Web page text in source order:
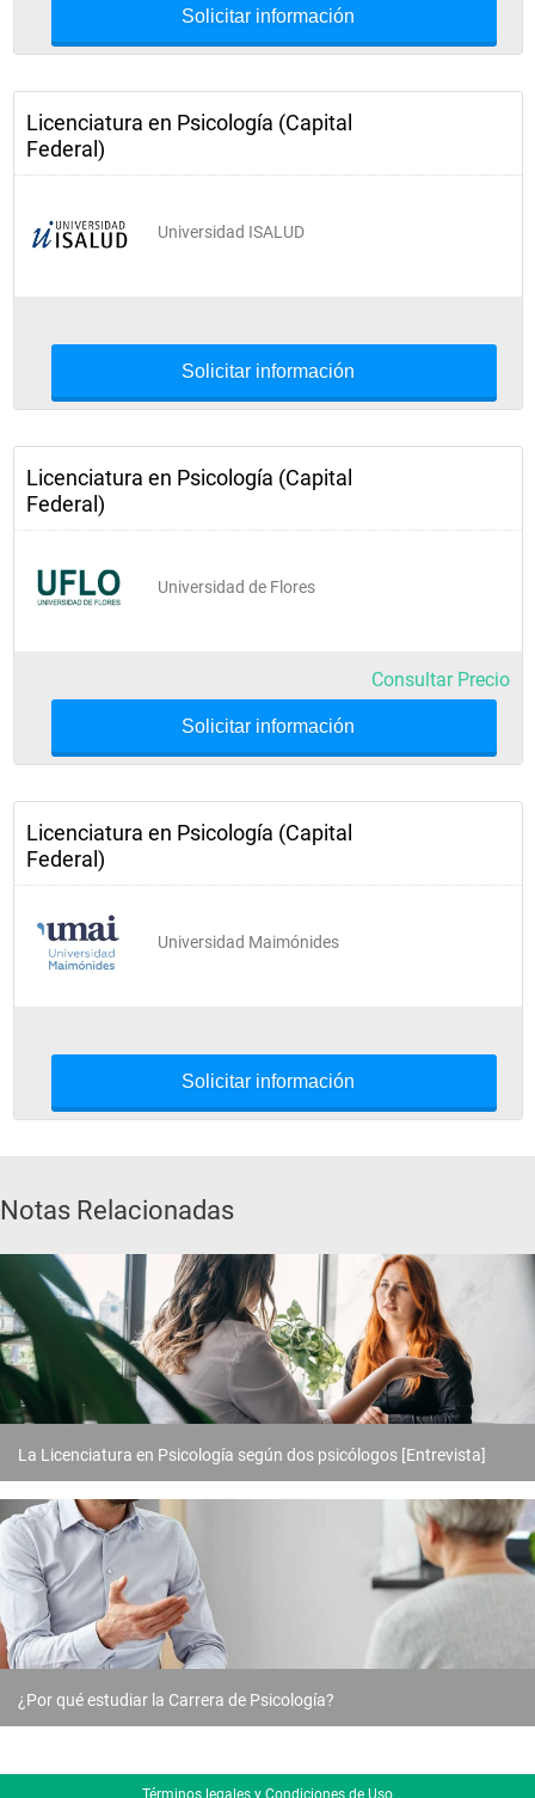
Solicitar información
Licenciatura en Psicología (Capital
Federal)
Universidad ISALUD
Solicitar información
Licenciatura en Psicología (Capital
Federal)
Universidad de Flores
Consultar Precio
Solicitar información
Licenciatura en Psicología (Capital
Federal)
Universidad Maimónides
Solicitar información
Notas Relacionadas
La Licenciatura en Psicología según dos psicólogos [Entrevista]
¿Por qué estudiar la Carrera de Psicología?
Términos legales y Condiciones de Uso